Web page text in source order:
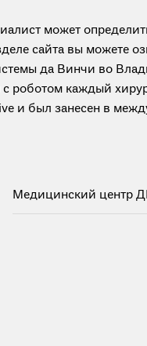
может
сайта вы можете
да Винчи во
роботом каждый
и был занесен в
Медицинский центр